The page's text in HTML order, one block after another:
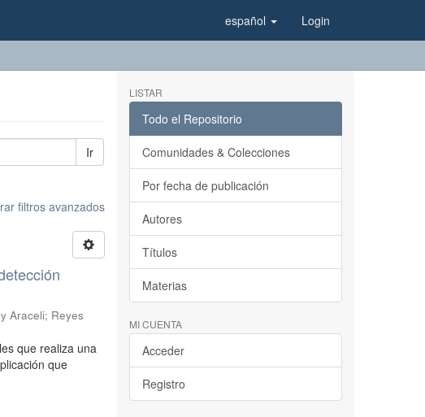
español Login
Ir
filtros avanzados
Araceli; Reyes
que realiza una
que
LISTAR
Todo el Repositorio
Comunidades & Colecciones
Por fecha de publicación
Autores
Títulos
Materias
MI CUENTA
Acceder
Registro